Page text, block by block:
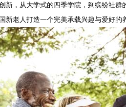
新，从大学式的四季学院，到缤纷社
新老人打造一个完美承载兴趣与爱好的